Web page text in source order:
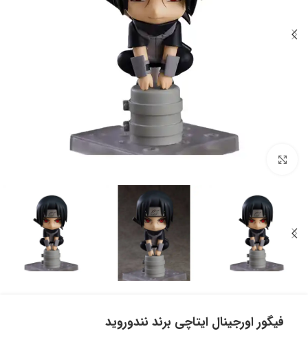
بزرگنمایی تصویر
فیگور اورجینال ایتاچی برند نندوروید